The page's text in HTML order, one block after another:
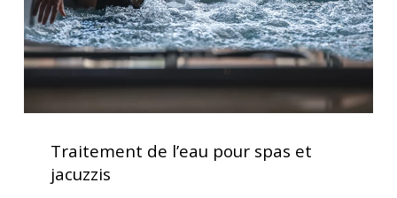
l’eau
pour
Traitement de l’eau pour spas et
jacuzzis